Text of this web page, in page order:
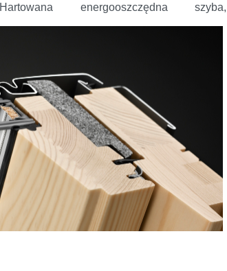
Hartowana energooszczędna szyba,